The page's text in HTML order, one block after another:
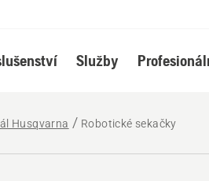
Služby
Husqvarna Robotické sekačky